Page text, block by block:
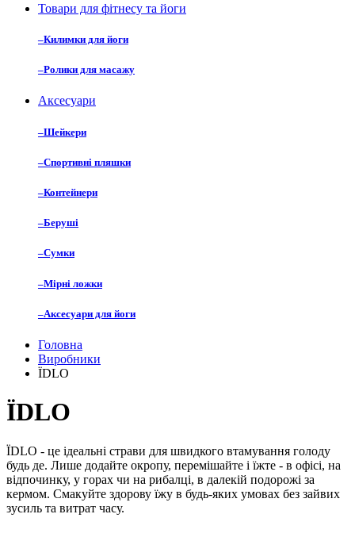
Товари для фітнесу та йоги
–Килимки для йоги
–Ролики для масажу
Аксесуари
–Шейкери
–Спортивні пляшки
–Контейнери
–Беруші
–Сумки
–Мірні ложки
–Аксесуари для йоги
Головна
Виробники
ЇDLO
ЇDLO
ЇDLO - це ідеальні страви для швидкого втамування голоду
будь де. Лише додайте окропу, перемішайте і їжте - в офісі, на
відпочинку, у горах чи на рибалці, в далекій подорожі за
кермом. Смакуйте здорову їжу в будь-яких умовах без зайвих
зусиль та витрат часу.